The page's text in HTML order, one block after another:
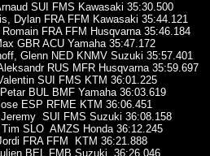
SUI FMS Kawasaki 35:30.500
Dylan FRA FFM Kawasaki 35:44.121
FRA FFM Husqvarna 35:46.184
GBR ACU Yamaha 35:47.172
Glenn NED KNMV Suzuki 35:57.401
RUS MFR Husqvarna 35:59.697
SUI FMS KTM 36:01.225
BUL BMF Yamaha 36:03.619
ESP RFME KTM 36:06.451
Jeremy SUI FMS Suzuki 36:08.158
Tim SLO AMZS Honda 36:12.245
FRA FFM KTM 36:21.888
BEL FMB Suzuki 36:26.046